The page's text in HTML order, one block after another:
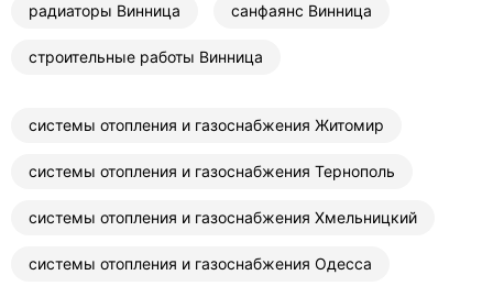
радиаторы Винница санфаянс Винница
строительные работы Винница
системы отопления и газоснабжения Житомир
системы отопления и газоснабжения Тернополь
системы отопления и газоснабжения Хмельницкий
системы отопления и газоснабжения Одесса